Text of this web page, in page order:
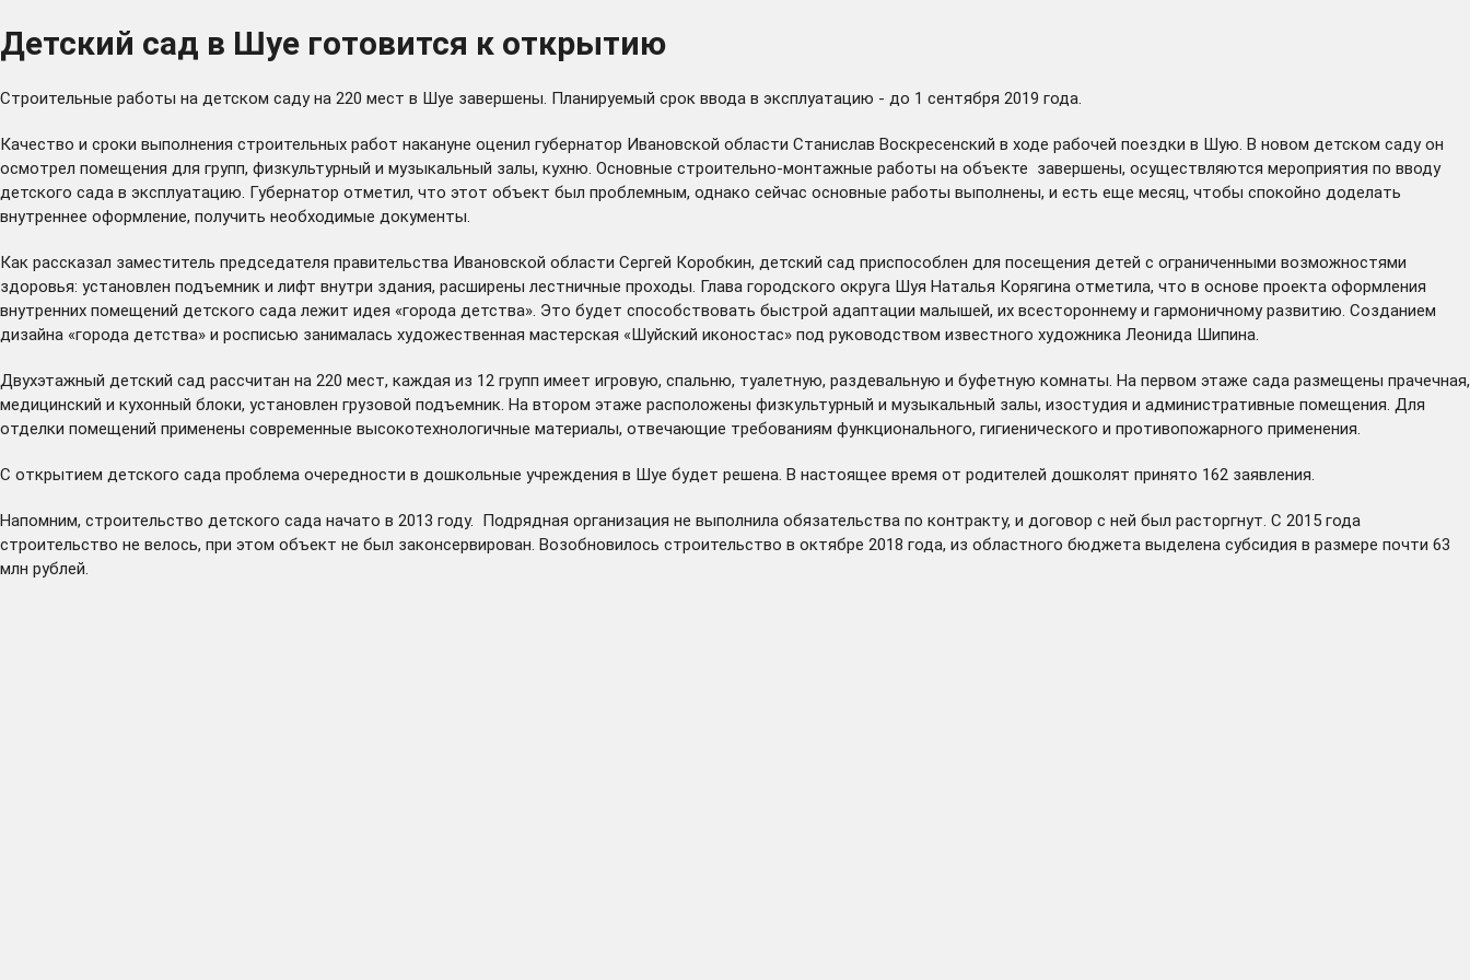
Детский сад в Шуе готовится к открытию
Строительные работы на детском саду на 220 мест в Шуе завершены. Планируемый срок ввода в эксплуатацию - до 1 сентября 2019 года.
Качество и сроки выполнения строительных работ накануне оценил губернатор Ивановской области Станислав Воскресенский в ходе рабочей поездки в Шую. В новом детском саду он
осмотрел помещения для групп, физкультурный и музыкальный залы, кухню. Основные строительно-монтажные работы на объекте завершены, осуществляются мероприятия по вводу
детского сада в эксплуатацию. Губернатор отметил, что этот объект был проблемным, однако сейчас основные работы выполнены, и есть еще месяц, чтобы спокойно доделать
внутреннее оформление, получить необходимые документы.
Как рассказал заместитель председателя правительства Ивановской области Сергей Коробкин, детский сад приспособлен для посещения детей с ограниченными возможностями
здоровья: установлен подъемник и лифт внутри здания, расширены лестничные проходы. Глава городского округа Шуя Наталья Корягина отметила, что в основе проекта оформления
внутренних помещений детского сада лежит идея «города детства». Это будет способствовать быстрой адаптации малышей, их всестороннему и гармоничному развитию. Созданием
дизайна «города детства» и росписью занималась художественная мастерская «Шуйский иконостас» под руководством известного художника Леонида Шипина.
Двухэтажный детский сад рассчитан на 220 мест, каждая из 12 групп имеет игровую, спальню, туалетную, раздевальную и буфетную комнаты. На первом этаже сада размещены прачечная,
медицинский и кухонный блоки, установлен грузовой подъемник. На втором этаже расположены физкультурный и музыкальный залы, изостудия и административные помещения. Для
отделки помещений применены современные высокотехнологичные материалы, отвечающие требованиям функционального, гигиенического и противопожарного применения.
С открытием детского сада проблема очередности в дошкольные учреждения в Шуе будет решена. В настоящее время от родителей дошколят принято 162 заявления.
Напомним, строительство детского сада начато в 2013 году. Подрядная организация не выполнила обязательства по контракту, и договор с ней был расторгнут. С 2015 года
строительство не велось, при этом объект не был законсервирован. Возобновилось строительство в октябре 2018 года, из областного бюджета выделена субсидия в размере почти 63
млн рублей.